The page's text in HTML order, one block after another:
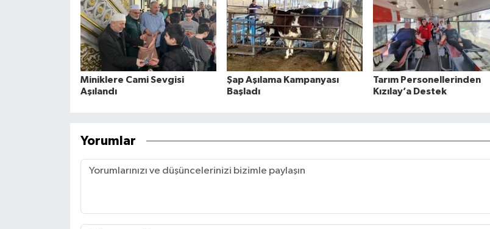
Miniklere Cami Sevgisi
Aşılandı
Şap Aşılama Kampanyası
Başladı
Tarım Personellerinden
Kızılay’a Destek
Yorumlar